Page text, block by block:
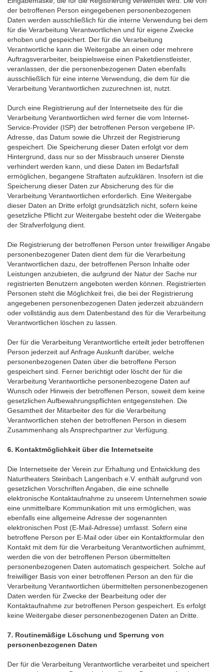
der betroffenen Person eingegebenen personenbezogenen
Daten werden ausschließlich für die interne Verwendung bei dem
für die Verarbeitung Verantwortlichen und für eigene Zwecke
erhoben und gespeichert. Der für die Verarbeitung
Verantwortliche kann die Weitergabe an einen oder mehrere
Auftragsverarbeiter, beispielsweise einen Paketdienstleister,
veranlassen, der die personenbezogenen Daten ebenfalls
ausschließlich für eine interne Verwendung, die dem für die
Verarbeitung Verantwortlichen zuzurechnen ist, nutzt.
Durch eine Registrierung auf der Internetseite des für die
Verarbeitung Verantwortlichen wird ferner die vom Internet-
Service-Provider (ISP) der betroffenen Person vergebene IP-
Adresse, das Datum sowie die Uhrzeit der Registrierung
gespeichert. Die Speicherung dieser Daten erfolgt vor dem
Hintergrund, dass nur so der Missbrauch unserer Dienste
verhindert werden kann, und diese Daten im Bedarfsfall
ermöglichen, begangene Straftaten aufzuklären. Insofern ist die
Speicherung dieser Daten zur Absicherung des für die
Verarbeitung Verantwortlichen erforderlich. Eine Weitergabe
dieser Daten an Dritte erfolgt grundsätzlich nicht, sofern keine
gesetzliche Pflicht zur Weitergabe besteht oder die Weitergabe
der Strafverfolgung dient.
Die Registrierung der betroffenen Person unter freiwilliger Angabe
personenbezogener Daten dient dem für die Verarbeitung
Verantwortlichen dazu, der betroffenen Person Inhalte oder
Leistungen anzubieten, die aufgrund der Natur der Sache nur
registrierten Benutzern angeboten werden können. Registrierten
Personen steht die Möglichkeit frei, die bei der Registrierung
angegebenen personenbezogenen Daten jederzeit abzuändern
oder vollständig aus dem Datenbestand des für die Verarbeitung
Verantwortlichen löschen zu lassen.
Der für die Verarbeitung Verantwortliche erteilt jeder betroffenen
Person jederzeit auf Anfrage Auskunft darüber, welche
personenbezogenen Daten über die betroffene Person
gespeichert sind. Ferner berichtigt oder löscht der für die
Verarbeitung Verantwortliche personenbezogene Daten auf
Wunsch oder Hinweis der betroffenen Person, soweit dem keine
gesetzlichen Aufbewahrungspflichten entgegenstehen. Die
Gesamtheit der Mitarbeiter des für die Verarbeitung
Verantwortlichen stehen der betroffenen Person in diesem
Zusammenhang als Ansprechpartner zur Verfügung.
6. Kontaktmöglichkeit über die Internetseite
Die Internetseite der Verein zur Erhaltung und Entwicklung des
Naturtheaters Steinbach Langenbach e.V. enthält aufgrund von
gesetzlichen Vorschriften Angaben, die eine schnelle
elektronische Kontaktaufnahme zu unserem Unternehmen sowie
eine unmittelbare Kommunikation mit uns ermöglichen, was
ebenfalls eine allgemeine Adresse der sogenannten
elektronischen Post (E-Mail-Adresse) umfasst. Sofern eine
betroffene Person per E-Mail oder über ein Kontaktformular den
Kontakt mit dem für die Verarbeitung Verantwortlichen aufnimmt,
werden die von der betroffenen Person übermittelten
personenbezogenen Daten automatisch gespeichert. Solche auf
freiwilliger Basis von einer betroffenen Person an den für die
Verarbeitung Verantwortlichen übermittelten personenbezogenen
Daten werden für Zwecke der Bearbeitung oder der
Kontaktaufnahme zur betroffenen Person gespeichert. Es erfolgt
keine Weitergabe dieser personenbezogenen Daten an Dritte.
7. Routinemäßige Löschung und Sperrung von
personenbezogenen Daten
Der für die Verarbeitung Verantwortliche verarbeitet und speichert